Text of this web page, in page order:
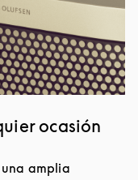
ocasión
una amplia